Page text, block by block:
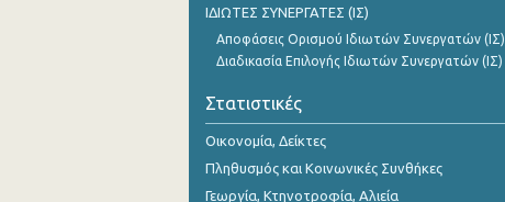
ΙΔΙΩΤΕΣ ΣΥΝΕΡΓΑΤΕΣ (ΙΣ)
Αποφάσεις Ορισμού Ιδιωτών Συνεργατών (ΙΣ)
Διαδικασία Επιλογής Ιδιωτών Συνεργατών (ΙΣ)
Στατιστικές
Οικονομία, Δείκτες
Πληθυσμός και Κοινωνικές Συνθήκες
Γεωργία, Κτηνοτροφία, Αλιεία